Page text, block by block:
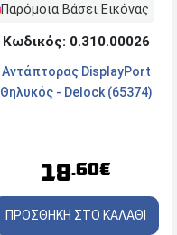
Παρόμοια Βάσει Εικόνας
Κωδικός: 0.310.00026
Αντάπτορας DisplayPort
Θηλυκός - Delock (65374)
18.60€
ΠΡΟΣΘΗΚΗ ΣΤΟ ΚΑΛΑΘΙ